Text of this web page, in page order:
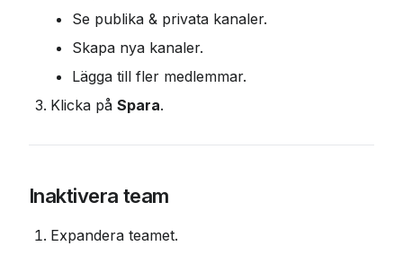
Se publika & privata kanaler.
Skapa nya kanaler.
Lägga till fler medlemmar.
Klicka på Spara.
Inaktivera team
Expandera teamet.